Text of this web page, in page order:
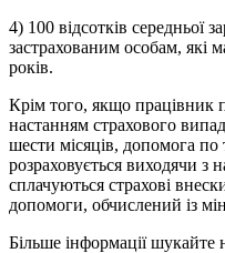
4) 100 відсотків середньої
застрахованим особам, які
років.
Крім того, якщо працівник
настанням страхового
шести місяців, допомога по
розраховується виходячи з
сплачуються страхові
допомоги, обчислений із
Більше інформації шукайте